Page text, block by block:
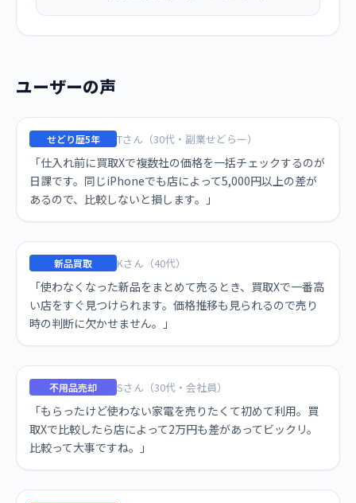
ユーザーの声
せどり歴5年 Tさん（30代・副業せどらー）
「仕入れ前に買取Xで複数社の価格を一括チェックするのが
日課です。同じiPhoneでも店によって5,000円以上の差が
あるので、比較しないと損します。」
新品買取 Kさん（40代）
「使わなくなった新品をまとめて売るとき、買取Xで一番高
い店をすぐ見つけられます。価格推移も見られるので売り
時の判断に欠かせません。」
不用品売却 Sさん（30代・会社員）
「もらったけど使わない家電を売りたくて初めて利用。買
取Xで比較したら店によって2万円も差があってビックリ。
比較って大事ですね。」